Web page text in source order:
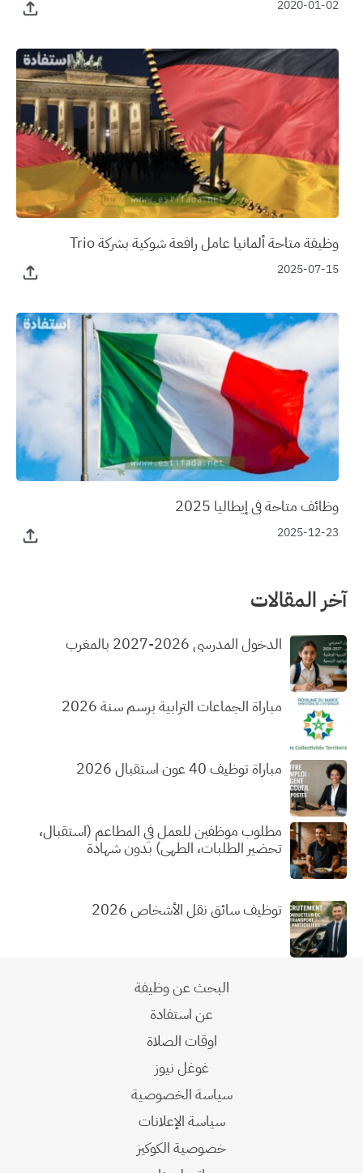
2020-01-02
وظيفة متاحة ألمانيا عامل رافعة شوكية بشركة Trio
2025-07-15
وظائف متاحة في إيطاليا 2025
2025-12-23
آخر المقالات
الدخول المدرسي 2026-2027 بالمغرب
مباراة الجماعات الترابية برسم سنة 2026
مباراة توظيف 40 عون استقبال 2026
مطلوب موظفين للعمل في المطاعم (استقبال،
تحضير الطلبات، الطهي) بدون شهادة
توظيف سائق نقل الأشخاص 2026
البحث عن وظيفة
عن استفادة
اوقات الصلاة
غوغل نيوز
سياسة الخصوصية
سياسة الإعلانات
خصوصية الكوكيز